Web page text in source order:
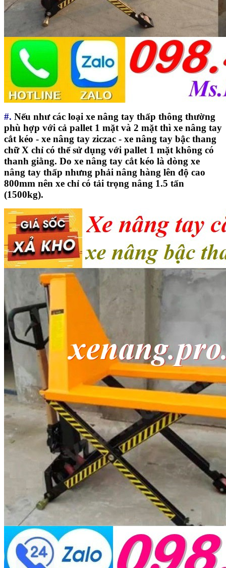
#. Nếu như các loại xe nâng tay thấp thông thường
phù hợp với cả pallet 1 mặt và 2 mặt thì xe nâng tay
cắt kéo - xe nâng tay ziczac - xe nâng tay bậc thang
chữ X chỉ có thể sử dụng với pallet 1 mặt không có
thanh giằng. Do xe nâng tay cắt kéo là dòng xe
nâng tay thấp nhưng phải nâng hàng lên độ cao
800mm nên xe chỉ có tải trọng nâng 1.5 tấn
(1500kg).